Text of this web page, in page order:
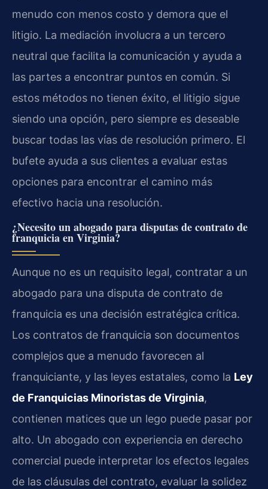
menudo con menos costo y demora que el
litigio. La mediación involucra a un tercero
neutral que facilita la comunicación y ayuda a
las partes a encontrar puntos en común. Si
estos métodos no tienen éxito, el litigio sigue
siendo una opción, pero siempre es deseable
buscar todas las vías de resolución primero. El
bufete ayuda a sus clientes a evaluar estas
opciones para encontrar el camino más
efectivo hacia una resolución.
¿Necesito un abogado para disputas de contrato de
franquicia en Virginia?
Aunque no es un requisito legal, contratar a un
abogado para una disputa de contrato de
franquicia es una decisión estratégica crítica.
Los contratos de franquicia son documentos
complejos que a menudo favorecen al
franquiciante, y las leyes estatales, como la Ley
de Franquicias Minoristas de Virginia,
contienen matices que un lego puede pasar por
alto. Un abogado con experiencia en derecho
comercial puede interpretar los efectos legales
de las cláusulas del contrato, evaluar la solidez